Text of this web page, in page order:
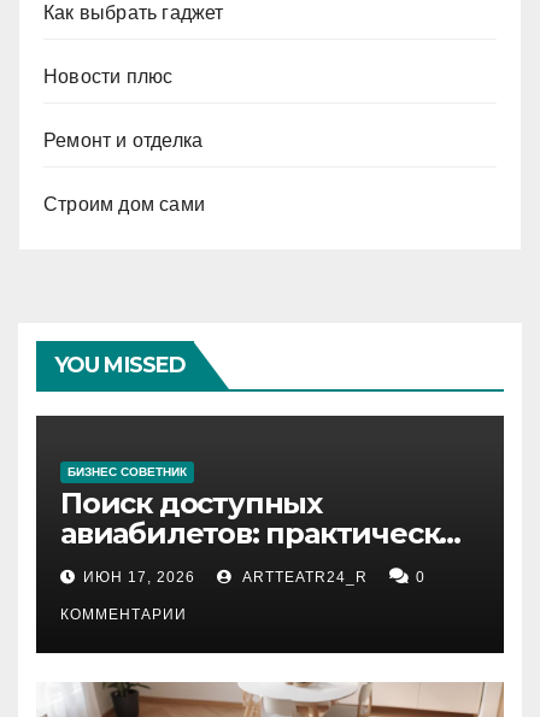
Как выбрать гаджет
Новости плюс
Ремонт и отделка
Строим дом сами
YOU MISSED
БИЗНЕС СОВЕТНИК
Поиск доступных
авиабилетов: практические
рекомендации
ИЮН 17, 2026 ARTTEATR24_R 0
КОММЕНТАРИИ